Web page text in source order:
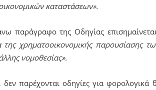
καταστάσεων».
παράγραφο της Οδηγίας
της χρηματοοικονομικής παρουσίασης
νομοθεσίας».
παρέχονται οδηγίες για